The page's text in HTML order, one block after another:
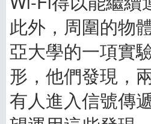
此外，周圍的物
亞大學的一項實
形，他們發現，
有人進入信號傳